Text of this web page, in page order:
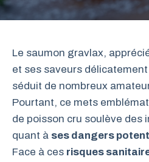
Le saumon gravlax,
et ses saveurs
séduit de nombreux
Pourtant, ce mets
de poisson cru soulève des
quant à ses dangers
Face à ces risques